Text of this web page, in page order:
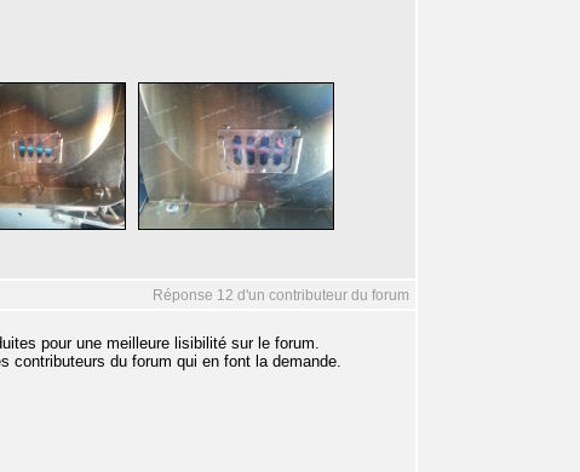
Réponse 12 d'un contributeur du forum
pour une meilleure lisibilité sur le forum.
du forum qui en font la demande.